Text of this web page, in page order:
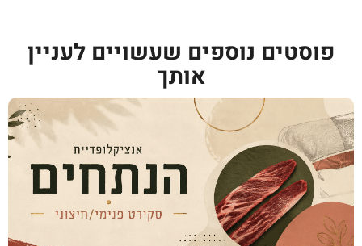
פוסטים נוספים שעשויים לעניין
אותך